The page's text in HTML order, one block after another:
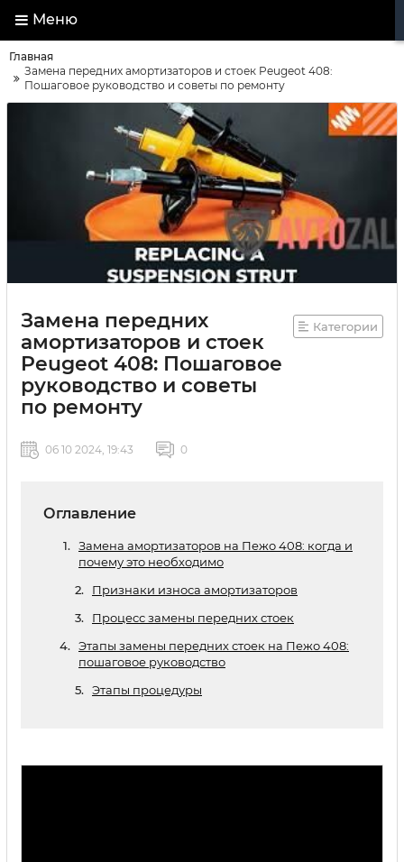
Меню
Главная
Замена передних амортизаторов и стоек Peugeot 408:
Пошаговое руководство и советы по ремонту
Замена передних
амортизаторов и стоек
Peugeot 408: Пошаговое
руководство и советы
по ремонту
Категории
06 10 2024, 19:43 0
Оглавление
Замена амортизаторов на Пежо 408: когда и
почему это необходимо
Признаки износа амортизаторов
Процесс замены передних стоек
Этапы замены передних стоек на Пежо 408:
пошаговое руководство
Этапы процедуры